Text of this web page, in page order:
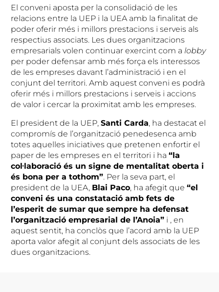
El conveni aposta per la consolidació de les
relacions entre la UEP i la UEA amb la finalitat de
poder oferir més i millors prestacions i serveis als
respectius associats. Les dues organitzacions
empresarials volen continuar exercint com a lobby
per poder defensar amb més força els interessos
de les empreses davant l’administració i en el
conjunt del territori. Amb aquest conveni es podrà
oferir més i millors prestacions i serveis i accions
de valor i cercar la proximitat amb les empreses.
El president de la UEP,Santi Carda, ha destacat el
compromís de l’organització penedesenca amb
totes aquelles iniciatives que pretenen enfortir el
paper de les empreses en el territori i ha“la
col·laboració és un signe de mentalitat oberta i
és bona per a tothom”. Per la seva part, el
president de la UEA, Blai Paco, ha afegit que“el
conveni és una constatació amb fets de
l’esperit de sumar que sempre ha defensat
l’organització empresarial de l’Anoia” i , en
aquest sentit, ha conclòs que l’acord amb la UEP
aporta valor afegit al conjunt dels associats de les
dues organitzacions.